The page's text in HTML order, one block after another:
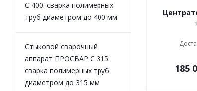
185
С 400: сварка полимерных
труб диаметром до 400 мм
Стыковой сварочный
аппарат ПРОСВАР С 315:
сварка полимерных труб
диаметром до 315 мм